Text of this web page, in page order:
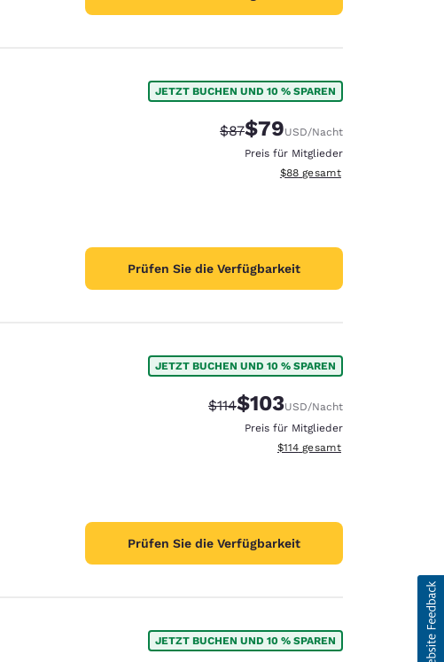
JETZT BUCHEN UND 10 % SPAREN
Durchgestrichener Preis:
$87Vergünstigter Preis:
$79USD/Nacht
Preis für Mitglieder
Geschätzte Gesamtdetails
$88 gesamt
Prüfen Sie die Verfügbarkeit
JETZT BUCHEN UND 10 % SPAREN
Durchgestrichener Preis:
$114Vergünstigter Preis:
$103USD/Nacht
Preis für Mitglieder
Geschätzte Gesamtdetails
$114 gesamt
Prüfen Sie die Verfügbarkeit
JETZT BUCHEN UND 10 % SPAREN